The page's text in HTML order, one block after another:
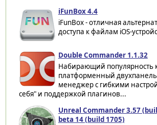
iFunBox 4.4
iFunBox - отличная
доступа к файлам iOS-
Double Commander 1.1.32
Набирающий популярность
платформенный
менеджер с гибкими
себя" и поддержкой плагинов...
Unreal Commander 3.57
beta 14 (build 1705)